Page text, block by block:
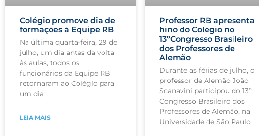
Colégio promove dia de
formações à Equipe RB
Na última quarta-feira, 29 de
julho, um dia antes da volta
às aulas, todos os
funcionários da Equipe RB
retornaram ao Colégio para
um dia
LEIA MAIS
Professor RB apresenta
hino do Colégio no
13ºCongresso Brasileiro
dos Professores de
Alemão
Durante as férias de julho, o
professor de Alemão João
Scanavini participou do 13º
Congresso Brasileiro dos
Professores de Alemão, na
Universidade de São Paulo